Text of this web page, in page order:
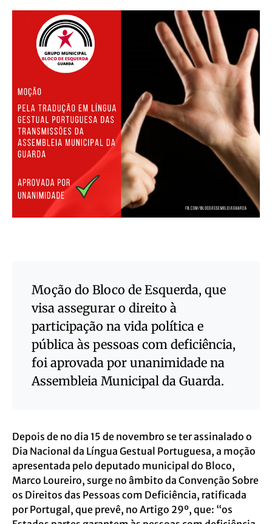
Moção do Bloco de Esquerda, que
visa assegurar o direito à
participação na vida política e
pública às pessoas com deficiência,
foi aprovada por unanimidade na
Assembleia Municipal da Guarda.
Depois de no dia 15 de novembro se ter assinalado o
Dia Nacional da Língua Gestual Portuguesa, a moção
apresentada pelo deputado municipal do Bloco,
Marco Loureiro, surge no âmbito da Convenção Sobre
os Direitos das Pessoas com Deficiência, ratificada
por Portugal, que prevê, no Artigo 29º, que: “os